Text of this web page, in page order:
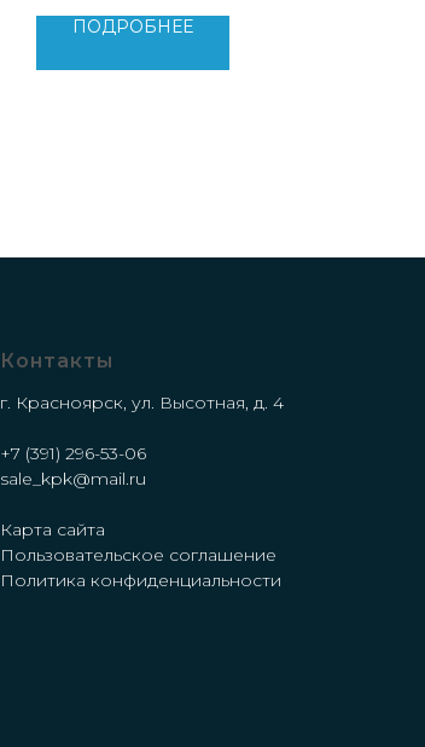
Уровень шума: 78 дБ
Вес: 491 кг
ПОДРОБНЕЕ
Контакты
г. Красноярск, ул. Высотная, д. 4
+7 (391) 296-53-06
sale_kpk@mail.ru
Карта сайта
Пользовательское соглашение
Политика конфиденциальности